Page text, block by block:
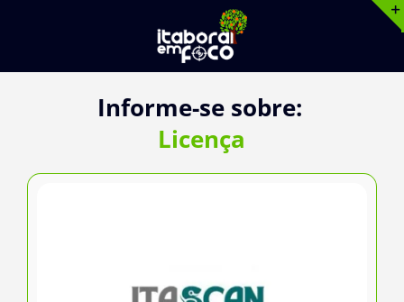
o
Informe-se sobre:
Licença